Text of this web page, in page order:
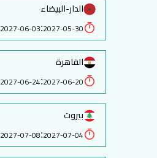
الدار-البيضاء
2027-05-30
:
2027-06-03
القاهرة
2027-06-20
:
2027-06-24
بيروت
2027-07-04
:
2027-07-08